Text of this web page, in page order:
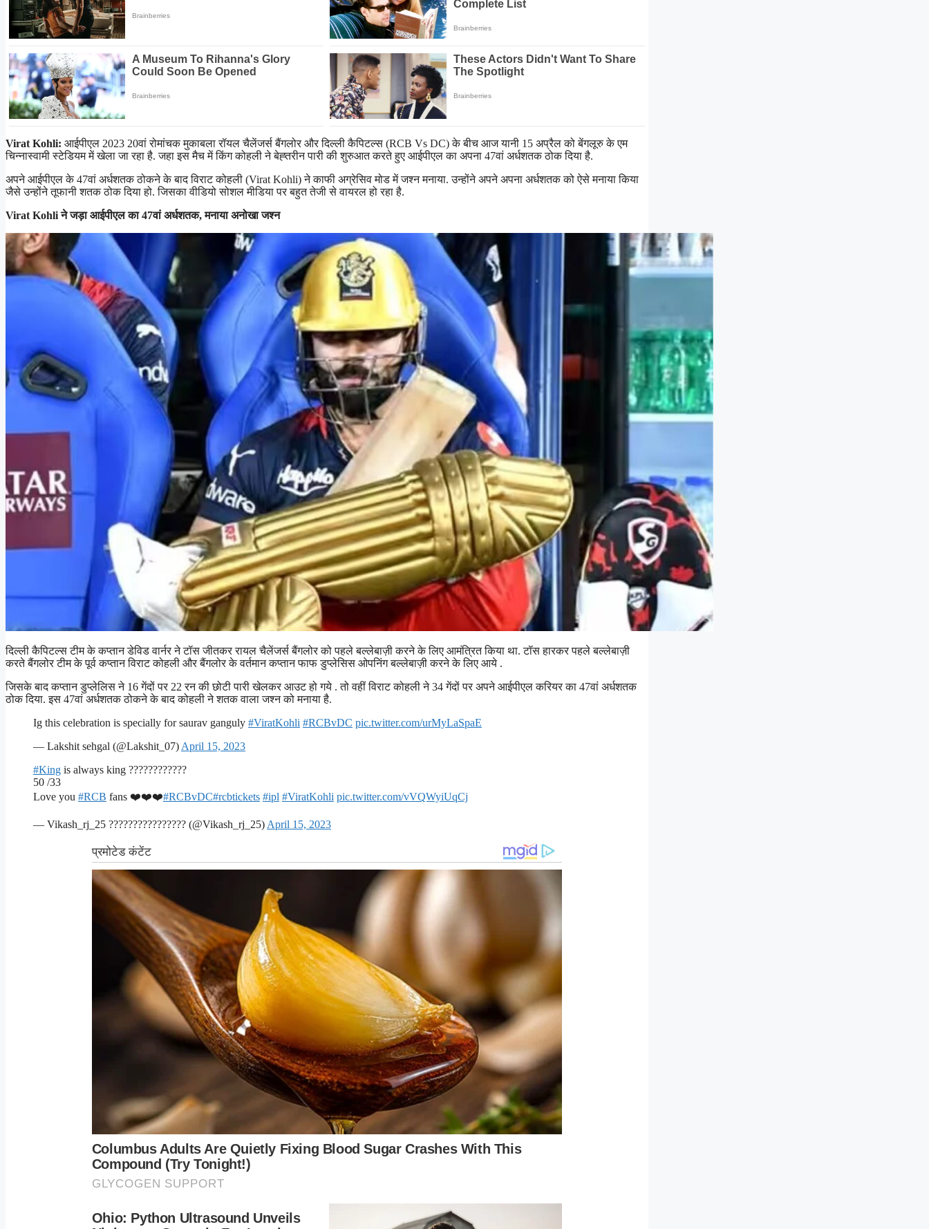
Virat Kohli: आईपीएल 2023 20वां रोमांचक मुकाबला रॉयल चैलेंजर्स बैंगलोर और दिल्ली कैपिटल्स (RCB Vs DC) के बीच आज यानी 15 अप्रैल को बेंगलूरु के एम
चिन्नास्वामी स्टेडियम में खेला जा रहा है. जहा इस मैच में किंग कोहली ने बेह्तरीन पारी की शुरुआत करते हुए आईपीएल का अपना 47वां अर्धशतक ठोक दिया है.
अपने आईपीएल के 47वां अर्धशतक ठोकने के बाद विराट कोहली (Virat Kohli) ने काफी अग्रेसिव मोड में जश्न मनाया. उन्होंने अपने अपना अर्धशतक को ऐसे मनाया किया
जैसे उन्होंने तूफानी शतक ठोक दिया हो. जिसका वीडियो सोशल मीडिया पर बहुत तेजी से वायरल हो रहा है.
Virat Kohli ने जड़ा आईपीएल का 47वां अर्धशतक, मनाया अनोखा जश्न
दिल्ली कैपिटल्स टीम के कप्तान डेविड वार्नर ने टॉस जीतकर रायल चैलेंजर्स बैंगलोर को पहले बल्लेबाज़ी करने के लिए आमंत्रित किया था. टॉस हारकर पहले बल्लेबाज़ी
करते बैंगलोर टीम के पूर्व कप्तान विराट कोहली और बैंगलोर के वर्तमान कप्तान फाफ डुप्लेसिस ओपनिंग बल्लेबाज़ी करने के लिए आये .
जिसके बाद कप्तान डुप्लेलिस ने 16 गेंदों पर 22 रन की छोटी पारी खेलकर आउट हो गये . तो वहीं विराट कोहली ने 34 गेंदों पर अपने आईपीएल करियर का 47वां अर्धशतक
ठोक दिया. इस 47वां अर्धशतक ठोकने के बाद कोहली ने शतक वाला जश्न को मनाया है.
Ig this celebration is specially for saurav ganguly #ViratKohli #RCBvDC pic.twitter.com/urMyLaSpaE
— Lakshit sehgal (@Lakshit_07) April 15, 2023
#King is always king ????????????
50 /33
Love you #RCB fans ❤️❤️❤️#RCBvDC#rcbtickets #ipl #ViratKohli pic.twitter.com/vVQWyiUqCj
— Vikash_rj_25 ???????????????? (@Vikash_rj_25) April 15, 2023